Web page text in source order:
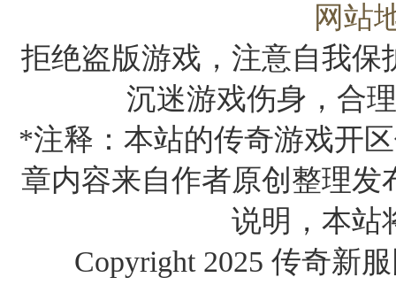
网站
拒绝盗版游戏，注意自我
沉迷游戏伤身，合
*注释：本站的传奇游戏开
章内容来自作者原创整理
说明，本站
Copyright 2025 传奇新